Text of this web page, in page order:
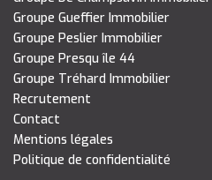
Groupe Gueffier Immobilier
Groupe Peslier Immobilier
Groupe Presqu île 44
Groupe Tréhard Immobilier
Recrutement
Contact
Mentions légales
Politique de confidentialité